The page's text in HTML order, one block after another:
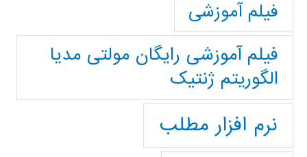
فیلم آموزشی
فیلم آموزشی رایگان مولتی مدیا
الگوریتم ژنتیک
نرم افزار مطلب